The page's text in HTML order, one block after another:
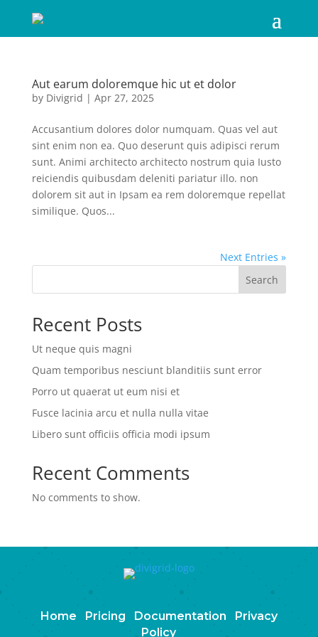
Aut earum doloremque hic ut et dolor
by Divigrid | Apr 27, 2025
Accusantium dolores dolor numquam. Quas vel aut
sint enim non ea. Quo deserunt quis adipisci rerum
sunt. Animi architecto architecto nostrum quia Iusto
reiciendis quibusdam deleniti pariatur illo. non
dolorem sit aut in Ipsam ea rem doloremque repellat
similique. Quos...
Next Entries »
Search
Recent Posts
Ut neque quis magni
Quam temporibus nesciunt blanditiis sunt error
Porro ut quaerat ut eum nisi et
Fusce lacinia arcu et nulla nulla vitae
Libero sunt officiis officia modi ipsum
Recent Comments
No comments to show.
Home Pricing Documentation
Privacy
Policy